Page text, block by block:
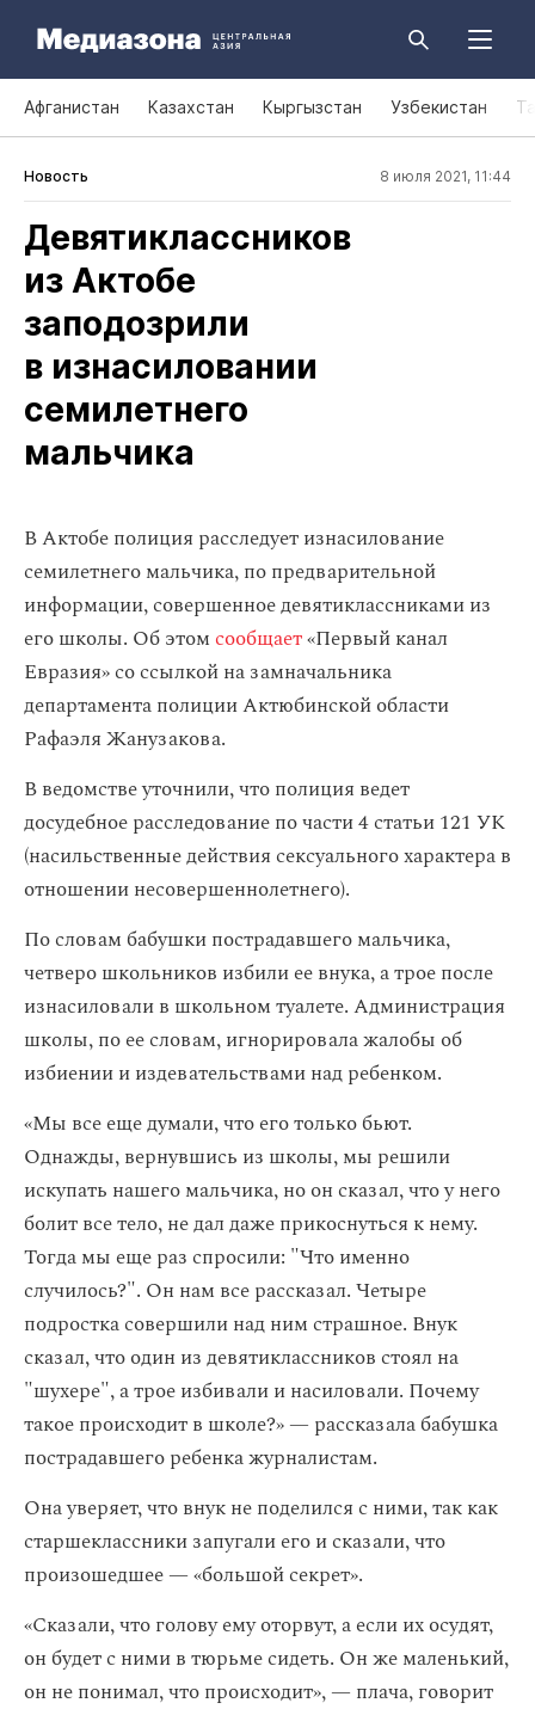
Афганистан Казахстан Кыргызстан Узбекистан
Новость 8 июля 2021, 11:44
Девятиклассников
из Актобе
заподозрили
в изнасиловании
семилетнего
мальчика
В Актобе полиция расследует изнасилование
семилетнего мальчика, по предварительной
информации, совершенное девятиклассниками из
его школы. Об этомсообщает«Первый канал
Евразия» со ссылкой на замначальника
департамента полиции Актюбинской области
Рафаэля Жанузакова.
В ведомстве уточнили, что полиция ведет
досудебное расследование по части 4 статьи 121 УК
(насильственные действия сексуального характера в
отношении несовершеннолетнего).
По словам бабушки пострадавшего мальчика,
четверо школьников избили ее внука, а трое после
изнасиловали в школьном туалете. Администрация
школы, по ее словам, игнорировала жалобы об
избиении и издевательствами над ребенком.
«Мы все еще думали, что его только бьют.
Однажды, вернувшись из школы, мы решили
искупать нашего мальчика, но он сказал, что у него
болит все тело, не дал даже прикоснуться к нему.
Тогда мы еще раз спросили: "Что именно
случилось?". Он нам все рассказал. Четыре
подростка совершили над ним страшное. Внук
сказал, что один из девятиклассников стоял на
"шухере", а трое избивали и насиловали. Почему
такое происходит в школе?» — рассказала бабушка
пострадавшего ребенка журналистам.
Она уверяет, что внук не поделился с ними, так как
старшеклассники запугали его и сказали, что
произошедшее — «большой секрет».
«Сказали, что голову ему оторвут, а если их осудят,
он будет с ними в тюрьме сидеть. Он же маленький,
он не понимал, что происходит», — плача, говорит